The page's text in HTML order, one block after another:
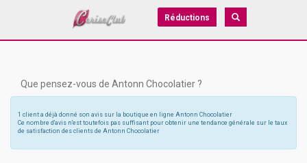
Réductions
Que pensez-vous de Antonn Chocolatier ?
1 client a déjà donné son avis sur la boutique en ligne Antonn Chocolatier
Ce nombre d'avis n'est toutefois pas suffisant pour obtenir une tendance générale sur le taux
de satisfaction des clients de Antonn Chocolatier